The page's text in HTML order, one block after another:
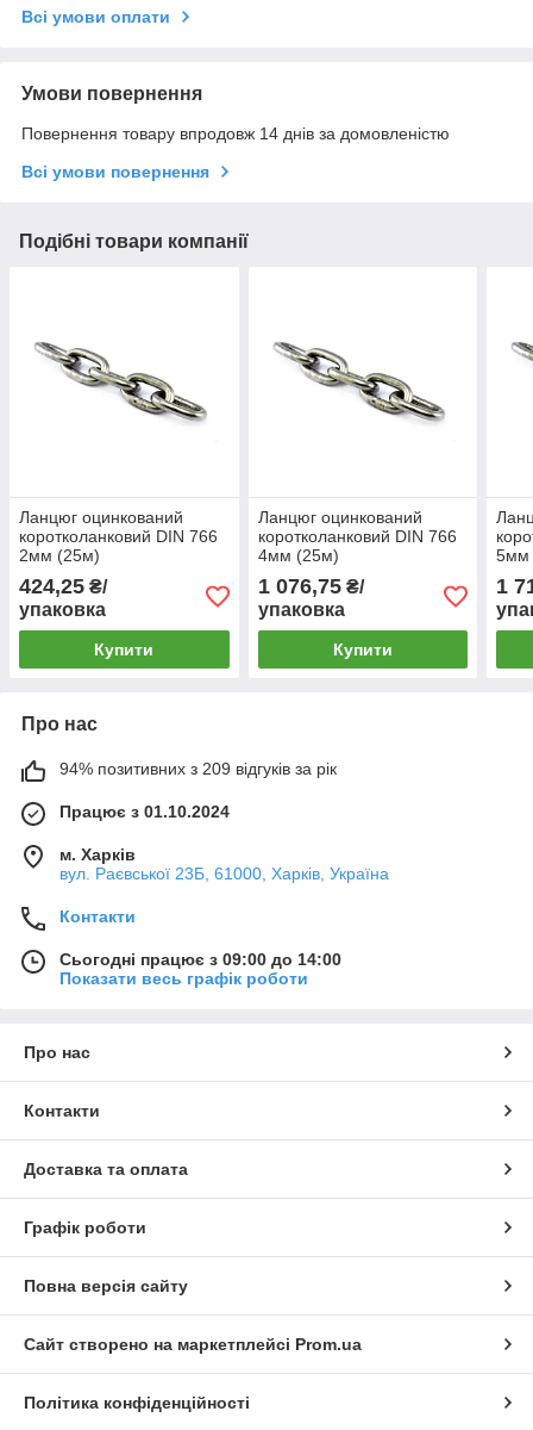
Всі умови оплати
Умови повернення
Повернення товару впродовж 14 днів за домовленістю
Всі умови повернення
Подібні товари компанії
Ланцюг оцинкований
коротколанковий DIN 766
2мм (25м)
424,25 ₴/
упаковка
Купити
Ланцюг оцинкований
коротколанковий DIN 766
4мм (25м)
1 076,75₴/
упаковка
Купити
5мм
1
Про нас
94% позитивних з 209 відгуків за рік
Працює з 01.10.2024
м. Харків
вул. Раєвської 23Б, 61000, Харків, Україна
Контакти
Сьогодні працює з 09:00 до 14:00
Показати весь графік роботи
Про нас
Контакти
Доставка та оплата
Графік роботи
Повна версія сайту
Сайт створено на маркетплейсі Prom.ua
Політика конфіденційності